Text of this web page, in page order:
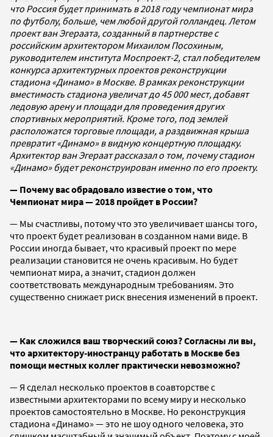
что Россия будет принимать в 2018 году чемпионат мира
по футболу, больше, чем любой другой голландец. Летом
проект ван Эгераата, созданный в партнерстве с
российским архитектором Михаилом Посохиным,
руководителем института Моспроект-2, стал победителем
конкурса архитектурных проектов реконструкции
стадиона «Динамо» в Москве. В рамках реконструкции
вместимость стадиона увеличат до 45 000 мест, добавят
ледовую арену и площади для проведения других
спортивных мероприятий. Кроме того, под землей
расположатся торговые площади, а раздвижная крыша
превратит «Динамо» в видную концертную площадку.
Архитекторван Эгераат рассказал о том, почему стадион
«Динамо» будет реконструирован именно по его проекту.
— Почему вас обрадовало известие о том, что
Чемпионат мира — 2018 пройдет в России?
— Мы счастливы, потому что это увеличивает шансы того,
что проект будет реализован в созданном нами виде. В
России иногда бывает, что красивый проект по мере
реализации становится не очень красивым. Но будет
чемпионат мира, а значит, стадион должен
соответствовать международным требованиям. Это
существенно снижает риск внесения изменений в проект.
— Как сложился ваш творческий союз? Согласны ли вы,
что архитектору-иностранцу работать в Москве без
помощи местных коллег практически невозможно?
— Я сделал несколько проектов в соавторстве с
известными архитекторами по всему миру и несколько
проектов самостоятельно в Москве. Но реконструкция
стадиона «Динамо» — это не шоу одного человека, это